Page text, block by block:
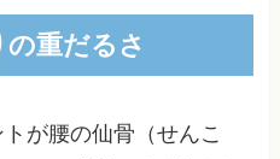
重だるさ
が腰の仙骨（せんこ